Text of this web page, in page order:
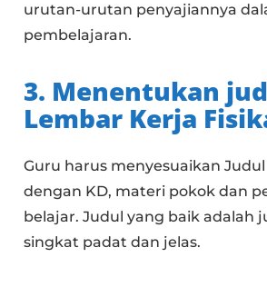
urutan-urutan penyajiannya
pembelajaran.
3. Menentukan
Lembar Kerja Fisik
Guru harus menyesuaikan
dengan KD, materi pokok dan
belajar. Judul yang baik adalah
singkat padat dan jelas.